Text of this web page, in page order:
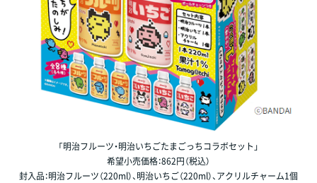
「明治フルーツ・明治いちごたまごっちコラボセット」
希望小売価格：862円（税込）
封入品：明治フルーツ（220ml）、明治いちご（220ml）、アクリルチャーム1個